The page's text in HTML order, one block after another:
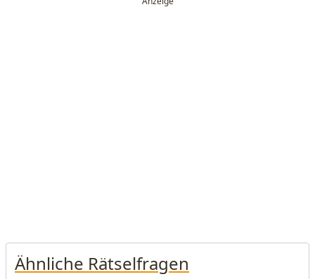
Ähnliche Rätselfragen